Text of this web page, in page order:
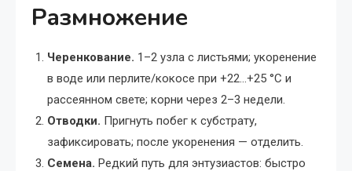
Размножение
Черенкование. 1–2 узла с листьями; укоренение
в воде или перлите/кокосе при +22…+25 °C и
рассеянном свете; корни через 2–3 недели.
Отводки. Пригнуть побег к субстрату,
зафиксировать; после укоренения — отделить.
Семена. Редкий путь для энтузиастов: быстро